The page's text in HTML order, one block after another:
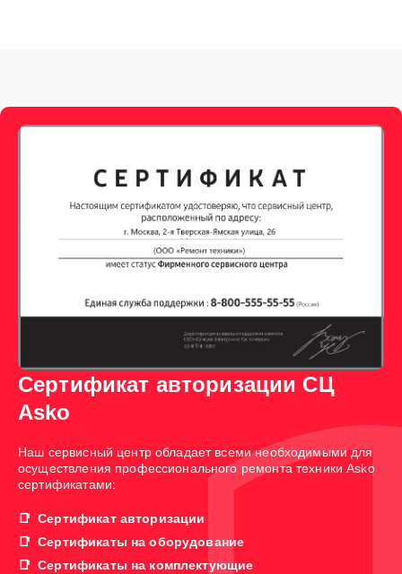
Сертификат авторизации СЦ
Asko
Наш сервисный центр обладает всеми необходимыми для
осуществления профессионального ремонта техники Asko
сертификатами:
Сертификат авторизации
Сертификаты на оборудование
Сертификаты на комплектующие